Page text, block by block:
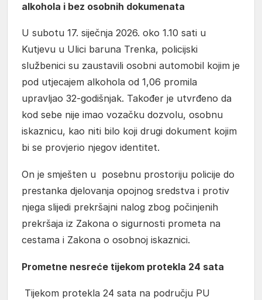
alkohola i bez osobnih dokumenata
U subotu 17. siječnja 2026. oko 1.10 sati u
Kutjevu u Ulici baruna Trenka, policijski
službenici su zaustavili osobni automobil kojim je
pod utjecajem alkohola od 1,06 promila
upravljao 32-godišnjak. Također je utvrđeno da
kod sebe nije imao vozačku dozvolu, osobnu
iskaznicu, kao niti bilo koji drugi dokument kojim
bi se provjerio njegov identitet.
On je smješten u posebnu prostoriju policije do
prestanka djelovanja opojnog sredstva i protiv
njega slijedi prekršajni nalog zbog počinjenih
prekršaja iz Zakona o sigurnosti prometa na
cestama i Zakona o osobnoj iskaznici.
Prometne nesreće tijekom protekla 24 sata
Tijekom protekla 24 sata na području PU